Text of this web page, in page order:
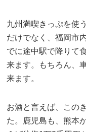
九州満喫きっぷを使
だけでなく、福岡市
でに途中駅で降りて
来ます。もちろん、
来ます。
お酒と言えば、この
た。鹿児島も、熊本